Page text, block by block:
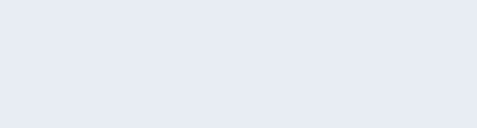
зубья были с прямой кромкой, тогда снизится риск защемления.
глубину пропила